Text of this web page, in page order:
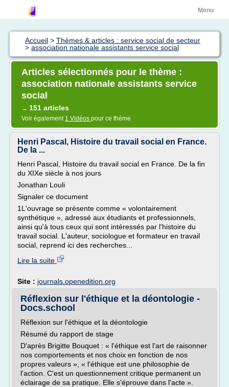
Menu
Accueil > Thèmes & articles : service social de secteur
> association nationale assistants service social
Articles sélectionnés pour le thème :
association nationale assistants service
social
→ 151 articles
Voir également 1 Vidéos pour ce thème
Henri Pascal, Histoire du travail social en France.
De la ...
Henri Pascal, Histoire du travail social en France. De la fin
du XIXe siècle à nos jours
Jonathan Louli
Signaler ce document
1L'ouvrage se présente comme « volontairement
synthétique », adressé aux étudiants et professionnels,
ainsi qu'à tous ceux qui sont intéressés par l'histoire du
travail social. L'auteur, sociologue et formateur en travail
social, reprend ici des recherches...
Lire la suite
Site : journals.openedition.org
Réflexion sur l'éthique et la déontologie -
Docs.school
Réflexion sur l'éthique et la déontologie
Résumé du rapport de stage
D'après Brigitte Bouquet : « l'éthique est l'art de raisonner
nos comportements et nos choix en fonction de nos
propres valeurs », « l'éthique est une philosophie de
l'action. C'est un questionnement critique permanent un
éclairage de sa pratique. Elle s'éprouve dans l'acte ».